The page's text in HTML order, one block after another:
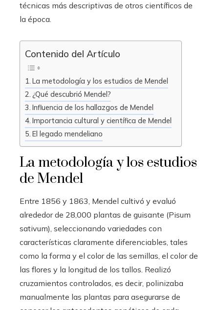
técnicas más descriptivas de otros científicos de
la época.
Contenido del Artículo
La metodología y los estudios de Mendel
¿Qué descubrió Mendel?
Influencia de los hallazgos de Mendel
Importancia cultural y científica de Mendel
El legado mendeliano
La metodología y los estudios
de Mendel
Entre 1856 y 1863, Mendel cultivó y evaluó
alrededor de 28,000 plantas de guisante (Pisum
sativum), seleccionando variedades con
características claramente diferenciables, tales
como la forma y el color de las semillas, el color de
las flores y la longitud de los tallos. Realizó
cruzamientos controlados, es decir, polinizaba
manualmente las plantas para asegurarse de